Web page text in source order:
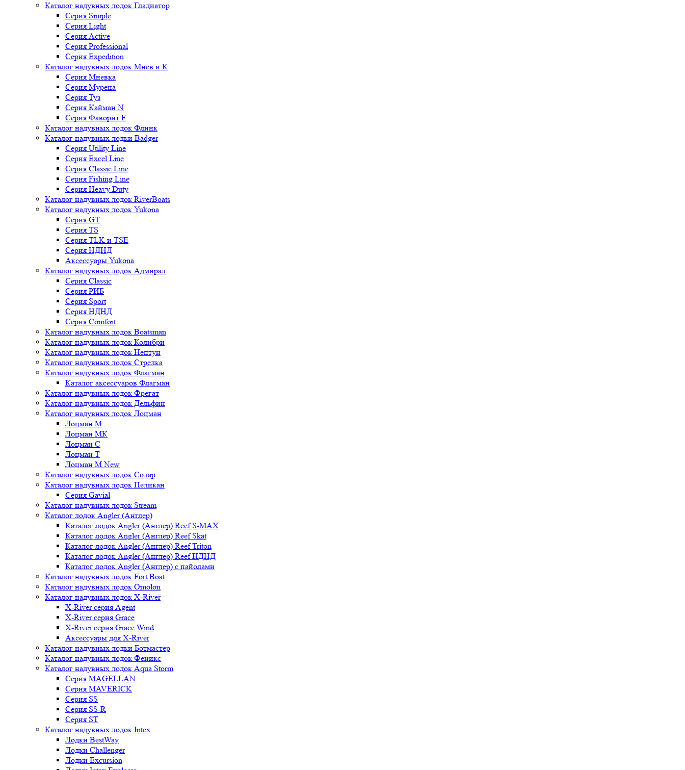
Каталог надувных лодок Гладиатор
Серия Simple
Серия Light
Серия Active
Серия Professional
Серия Expedition
Каталог надувных лодок Мнев и К
Серия Мневка
Серия Мурена
Серия Туз
Серия Кайман N
Серия Фаворит F
Каталог надувных лодок Флинк
Каталог надувных лодки Badger
Серия Utility Line
Серия Excel Line
Серия Classic Line
Серия Fishing Line
Серия Heavy Duty
Каталог надувных лодок RiverBoats
Каталог надувных лодок Yukona
Серия GT
Серия TS
Серия TLK и TSE
Серия НДНД
Аксессуары Yukona
Каталог надувных лодок Адмирал
Серия Classic
Серия РИБ
Серия Sport
Серия НДНД
Серия Comfort
Каталог надувных лодок Boatsman
Каталог надувных лодок Колибри
Каталог надувных лодок Нептун
Каталог надувных лодок Стрелка
Каталог надувных лодок Флагман
Каталог аксессуаров Флагман
Каталог надувных лодок Фрегат
Каталог надувных лодок Дельфин
Каталог надувных лодок Лоцман
Лоцман М
Лоцман МК
Лоцман С
Лоцман Т
Лоцман М New
Каталог надувных лодок Солар
Каталог надувных лодок Пеликан
Серия Gavial
Каталог надувных лодок Stream
Каталог лодок Angler (Англер)
Каталог лодок Angler (Англер) Reef S-MAX
Каталог лодок Angler (Англер) Reef Skat
Каталог лодок Angler (Англер) Reef Triton
Каталог лодок Angler (Англер) Reef НДНД
Каталог лодок Angler (Англер) с пайолами
Каталог надувных лодок Fort Boat
Каталог надувных лодок Omolon
Каталог надувных лодок X-River
X-River серия Agent
X-River серия Grace
X-River серия Grace Wind
Аксессуары для X-River
Каталог надувных лодки Ботмастер
Каталог надувных лодок Феникc
Каталог надувных лодок Aqua Storm
Серия MAGELLAN
Серия MAVERICK
Серия SS
Серия SS-R
Серия ST
Каталог надувных лодок Intex
Лодки BestWay
Лодки Challenger
Лодки Excursion